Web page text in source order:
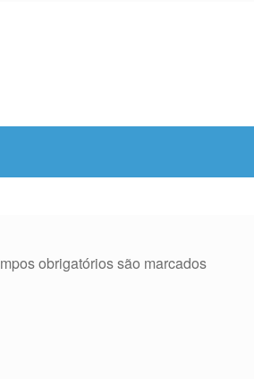
obrigatórios são marcados